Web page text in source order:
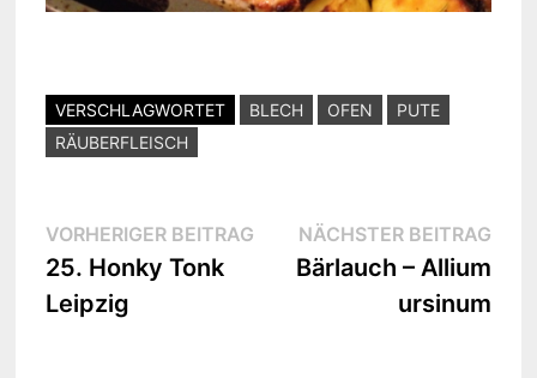
VERSCHLAGWORTET BLECH OFEN
PUTE
RÄUBERFLEISCH
Beitragsnavigation
VORHERIGER BEITRAGVorheriger
Beitrag:
25. Honky Tonk
Leipzig
NÄCHSTER BEITRAG
Bärlauch – Allium
ursinum